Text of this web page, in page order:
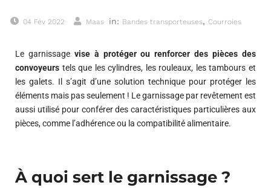
04 Fév 2022 Maas in: Bandes transporteuses, Courroies
Le garnissage vise à protéger ou renforcer des pièces des
convoyeurs tels que les cylindres, les rouleaux, les tambours et
les galets. Il s’agit d’une solution technique pour protéger les
éléments mais pas seulement ! Le garnissage par revêtement est
aussi utilisé pour conférer des caractéristiques particulières aux
pièces, comme l’adhérence ou la compatibilité alimentaire.
À quoi sert le garnissage ?